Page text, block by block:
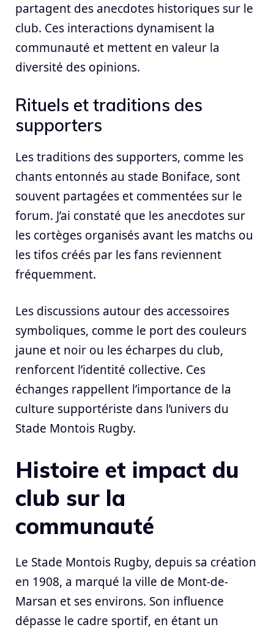
partagent des anecdotes historiques sur le
club. Ces interactions dynamisent la
communauté et mettent en valeur la
diversité des opinions.
Rituels et traditions des
supporters
Les traditions des supporters, comme les
chants entonnés au stade Boniface, sont
souvent partagées et commentées sur le
forum. J’ai constaté que les anecdotes sur
les cortèges organisés avant les matchs ou
les tifos créés par les fans reviennent
fréquemment.
Les discussions autour des accessoires
symboliques, comme le port des couleurs
jaune et noir ou les écharpes du club,
renforcent l’identité collective. Ces
échanges rappellent l’importance de la
culture supportériste dans l’univers du
Stade Montois Rugby.
Histoire et impact du
club sur la
communauté
Le Stade Montois Rugby, depuis sa création
en 1908, a marqué la ville de Mont-de-
Marsan et ses environs. Son influence
dépasse le cadre sportif, en étant un